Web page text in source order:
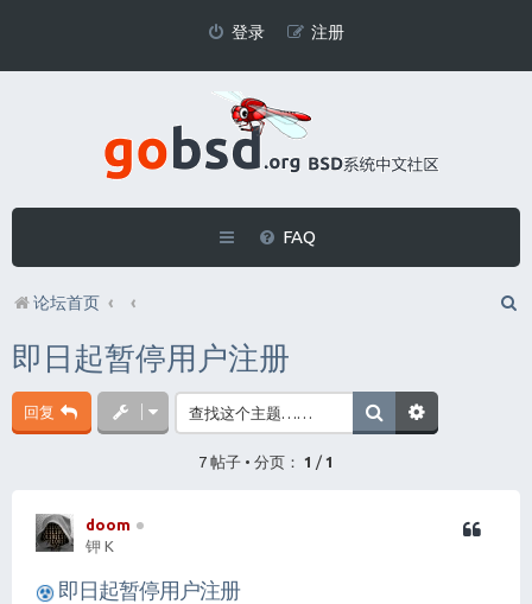
登录 注册
FAQ
论坛首页
即日起暂停用户注册
回复
7 帖子 • 分页： 1 / 1
doom
钾 K
即日起暂停用户注册